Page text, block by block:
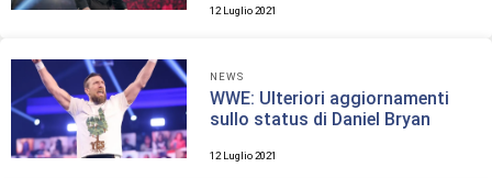
12 Luglio 2021
NEWS
WWE: Ulteriori aggiornamenti
sullo status di Daniel Bryan
12 Luglio 2021